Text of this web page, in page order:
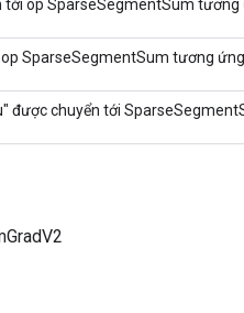
tới op SparseSegmentSum tương
SparseSegmentSum tương ứng.
được chuyển tới